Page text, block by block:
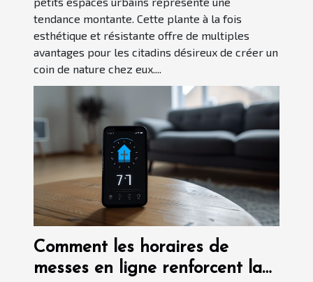
tendance montante. Cette plante à la fois
esthétique et résistante offre de multiples
avantages pour les citadins désireux de créer un
coin de nature chez eux....
Comment les horaires de
messes en ligne renforcent la